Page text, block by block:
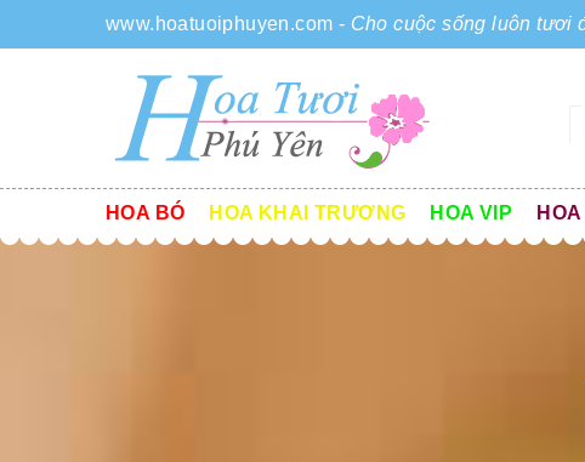
www.hoatuoiphuyen.com - Cho cuộc sống luôn tươi
HOA BÓ HOA KHAI TRƯƠNG HOA VIP